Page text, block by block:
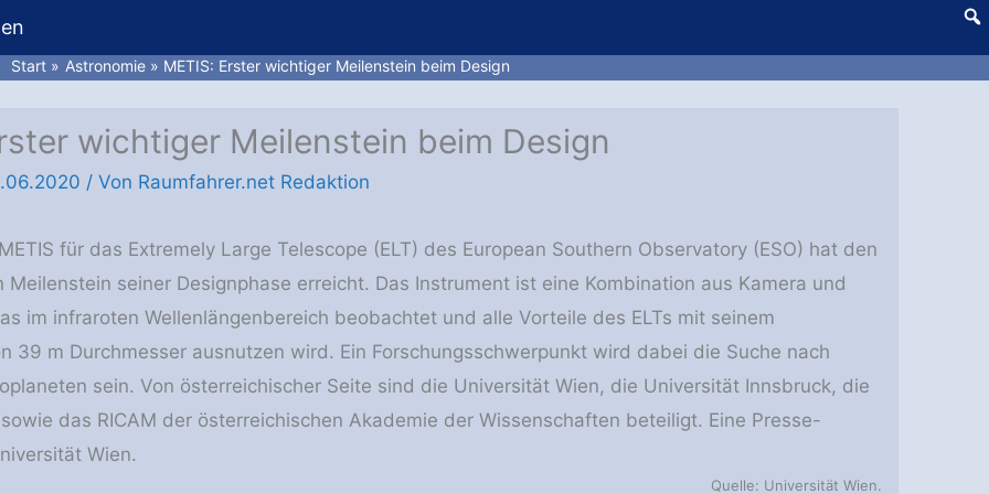
Start Astronomie METIS: Erster wichtiger Meilenstein beim Design
wichtiger Meilenstein beim Design
/ Von Raumfahrer.net Redaktion
für das Extremely Large Telescope (ELT) des European Southern Observatory (ESO) hat den
Meilenstein seiner Designphase erreicht. Das Instrument ist eine Kombination aus Kamera und
im infraroten Wellenlängenbereich beobachtet und alle Vorteile des ELTs mit seinem
39 m Durchmesser ausnutzen wird. Ein Forschungsschwerpunkt wird dabei die Suche nach
sein. Von österreichischer Seite sind die Universität Wien, die Universität Innsbruck, die
das RICAM der österreichischen Akademie der Wissenschaften beteiligt. Eine Presse-
Wien.
Quelle: Universität Wien.